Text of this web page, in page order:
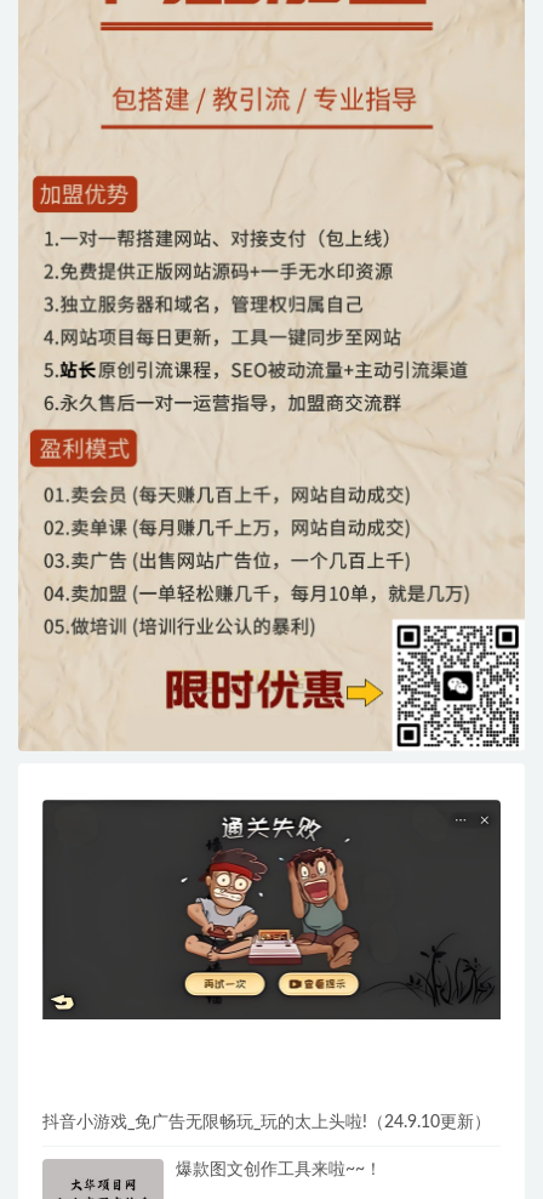
抖音小游戏_免广告无限畅玩_玩的太上头啦!（24.9.10更新）
爆款图文创作工具来啦~~！